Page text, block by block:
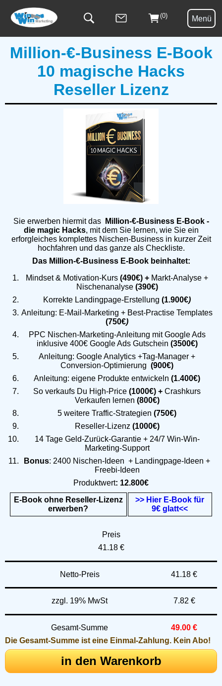
(0) Menü
Million-€-Business E-Book
10 magische Hacks
Reseller Lizenz
Sie erwerben hiermit das
Million-€-Business E-Book -
die magic Hacks, mit dem Sie lernen, wie Sie ein
erforgleiches komplettes Nischen-Business in kurzer Zeit
hochfahren und das ganze als Checkliste.
Das Million-€-Business E-Book beinhaltet:
Mindset & Motivation-Kurs (490€) + Markt-Analyse +
Nischenanalyse (390€)
Korrekte Landingpage-Erstellung (1.900€)
Anleitung: E-Mail-Marketing + Best-Practise Templates
(750€)
PPC Nischen-Marketing-Anleitung mit Google Ads
inklusive 400€ Google Ads Gutschein (3500€)
Anleitung: Google Analytics +Tag-Manager +
Conversion-Optimierung (900€)
Anleitung: eigene Produkte entwickeln (1.400€)
So verkaufs Du High-Price (1000€) + Crashkurs
Verkaufen lernen (800€)
5 weitere Traffic-Strategien (750€)
Reseller-Lizenz (1000€)
14 Tage Geld-Zurück-Garantie + 24/7 Win-Win-
Marketing-Support
Bonus: 2400 Nischen-Ideen + Landingpage-Ideen +
Freebi-Ideen
Produktwert: 12.800€
E-Book ohne Reseller-Lizenz
erwerben?
>> Hier E-Book für
9€ glatt<<
Preis
41.18 €
Netto-Preis 41.18 €
zzgl. 19% MwSt 7.82 €
Gesamt-Summe
49.00 €
Die Gesamt-Summe ist eine Einmal-Zahlung. Kein Abo!
in den Warenkorb